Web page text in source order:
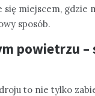
się miejscem, gdzie
sposób.
powietrzu –
to nie tylko